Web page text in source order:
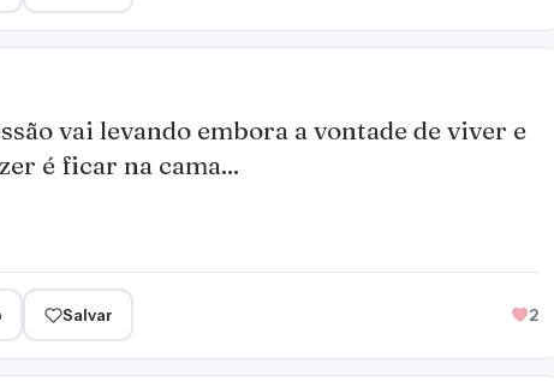
vai levando embora a vontade de viver e
é ficar na cama...
Salvar 2